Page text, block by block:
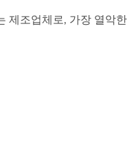
제조업체로, 가장 열악